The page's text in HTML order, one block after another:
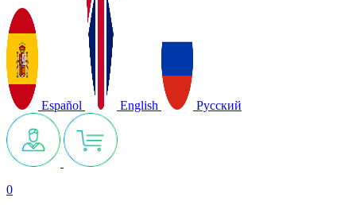
Español English Русский
0